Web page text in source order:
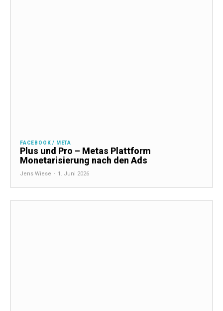
FACEBOOK / META
Plus und Pro – Metas Plattform
Monetarisierung nach den Ads
Jens Wiese - 1. Juni 2026